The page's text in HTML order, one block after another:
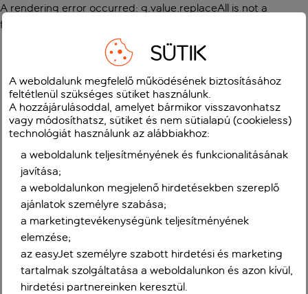
A rendering error occurred: g.value.replaceAll is not a
function
SÜTIK
A weboldalunk megfelelő működésének biztosításához
feltétlenül szükséges sütiket használunk.
A hozzájárulásoddal, amelyet bármikor visszavonhatsz
vagy módosíthatsz, sütiket és nem sütialapú (cookieless)
technológiát használunk az alábbiakhoz:
a weboldalunk teljesítményének és funkcionalitásának
javítása;
a weboldalunkon megjelenő hirdetésekben szereplő
ajánlatok személyre szabása;
a marketingtevékenységünk teljesítményének
elemzése;
az easyJet személyre szabott hirdetési és marketing
tartalmak szolgáltatása a weboldalunkon és azon kívül,
hirdetési partnereinken keresztül.